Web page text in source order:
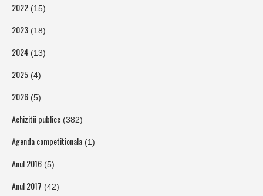
2022 (15)
2023 (18)
2024 (13)
2025 (4)
2026 (5)
Achizitii publice (382)
Agenda competitionala (1)
Anul 2016 (5)
Anul 2017 (42)